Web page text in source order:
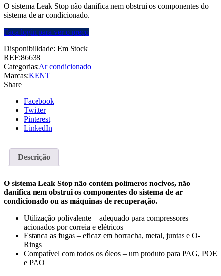
O sistema Leak Stop não danifica nem obstrui os componentes do
sistema de ar condicionado.
Faça login para ver o preço
Disponibilidade: Em Stock
REF:86638
Categorias:Ar condicionado
Marcas:KENT
Share
Facebook
Twitter
Pinterest
LinkedIn
Descrição
O sistema Leak Stop não contém polímeros nocivos, não
danifica nem obstrui os componentes do sistema de ar
condicionado ou as máquinas de recuperação.
Utilização polivalente – adequado para compressores
acionados por correia e elétricos
Estanca as fugas – eficaz em borracha, metal, juntas e O-
Rings
Compatível com todos os óleos – um produto para PAG, POE
e PAO